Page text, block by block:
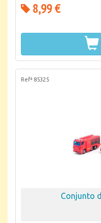
8,99 €
Refª 85325
Conjunto